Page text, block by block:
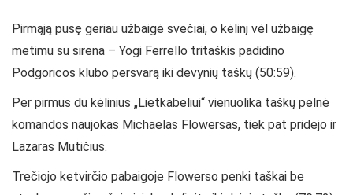
Pirmąją pusę geriau užbaigė svečiai, o kėlinį vėl užbaigę
metimu su sirena – Yogi Ferrello tritaškis padidino
Podgoricos klubo persvarą iki devynių taškų (50:59).
Per pirmus du kėlinius „Lietkabeliui“ vienuolika taškų pelnė
komandos naujokas Michaelas Flowersas, tiek pat pridėjo ir
Lazaras Mutičius.
Trečiojo ketvirčio pabaigoje Flowerso penki taškai be